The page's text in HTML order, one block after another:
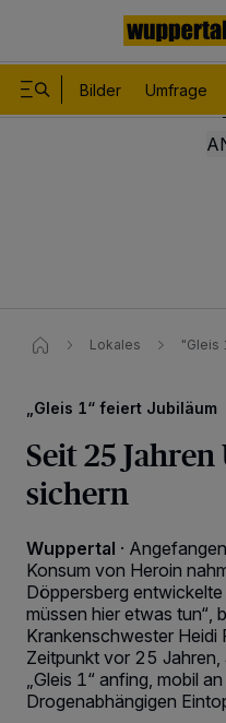
Bilder Umfrage
Lokales "Gleis
„Gleis 1“ feiert Jubiläum
Seit 25
sichern
Wuppertal ·
Konsum von Heroin
Döppersberg
müssen hier etwas tun“,
Krankenschwester Heidi
Zeitpunkt vor 25 Jahren,
„Gleis 1“ anfing, mobil
Drogenabhängigen